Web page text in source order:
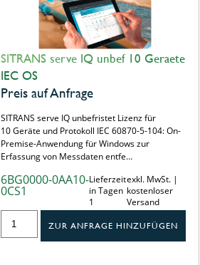
SITRANS serve IQ unbef 10 Geraete
IEC OS
Preis auf Anfrage
SITRANS serve IQ unbefristet Lizenz für
10 Geräte und Protokoll IEC 60870-5-104: On-
Premise-Anwendung für Windows zur
Erfassung von Messdaten entfe…
6BG0000-0AA10-
0CS1
Lieferzeit
in Tagen
1
exkl. MwSt. |
kostenloser
Versand
ZUR ANFRAGE HINZUFÜGEN